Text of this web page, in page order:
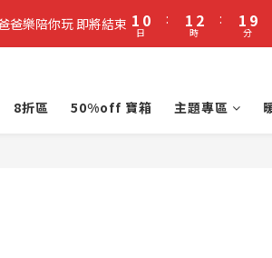
立即加入PIPPY會員即贈$100
爸樂陪你玩 即將結束 1
0
0
日
:
1
0
2
1
時
:
1
0
9
8
分
8折區
50%off 寶箱 主題專區